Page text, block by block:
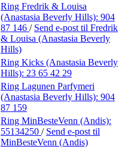
Ring Fredrik & Louisa
(Anastasia Beverly Hills): 904
87 146 / Send e-post til Fredrik
& Louisa (Anastasia Beverly
Hills)
Ring Kicks (Anastasia Beverly
Hills): 23 65 42 29
Ring Lagunen Parfymeri
(Anastasia Beverly Hills): 904
87 159
Ring MinBesteVenn (Andis):
55134250 / Send e-post til
MinBesteVenn (Andis)